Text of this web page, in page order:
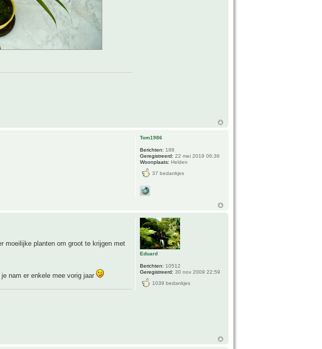
Tom1986
Berichten: 188
Geregistreerd: 22 mei 2019 06:36
Woonplaats: Helden
37 bedankjes
moeilijke planten om groot te krijgen met
nam er enkele mee vorig jaar
Eduard
Berichten: 10512
Geregistreerd: 30 nov 2009 22:59
1039 bedankjes